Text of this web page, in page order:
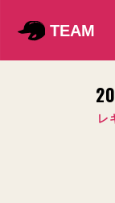
TEAM
レ